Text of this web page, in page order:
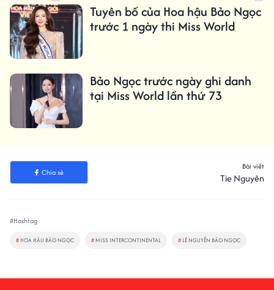
Tuyên bố của Hoa hậu Bảo Ngọc
trước 1 ngày thi Miss World
Bảo Ngọc trước ngày ghi danh
tại Miss World lần thứ 73
Chia sẻ
Bài viết
Tie Nguyên
#Hashtag
# HOA HẬU BẢO NGỌC # MISS INTERCONTINENTAL # LÊ NGUYỄN BẢO NGỌC